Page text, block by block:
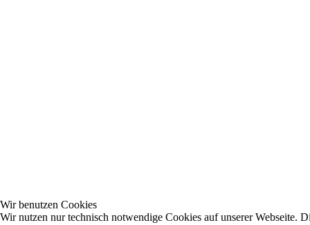
Wir benutzen Cookies
Wir nutzen nur technisch notwendige Cookies auf unserer Webseite.